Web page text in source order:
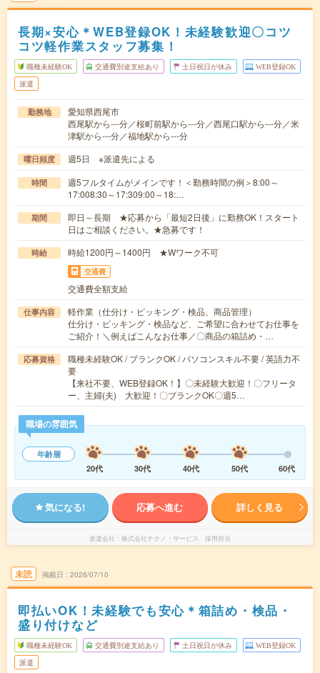
長期×安心＊WEB登録OK！未経験歓迎〇コツ
コツ軽作業スタッフ募集！
職種未経験OK 交通費別途支給あり 土日祝日が休み WEB登録OK
派遣
勤務地
愛知県西尾市
西尾駅から---分／桜町前駅から---分／西尾口駅から---分／米
津駅から---分／福地駅から---分
曜日頻度 週5日 ※派遣先による
時間
週5フルタイムがメインです！＜勤務時間の例＞8:00～
17:008:30～17:309:00～18:…
期間
即日～長期 ★応募から「最短2日後」に勤務OK！スタート
日はご相談ください。★急募です！
時給 時給1200円～1400円 ★Wワーク不可
交通費
交通費全額支給
仕事内容
軽作業（仕分け・ピッキング・検品、商品管理）
仕分け・ピッキング・検品など、ご希望に合わせてお仕事を
ご紹介！＼例えばこんなお仕事／〇商品の箱詰め・…
応募資格
職種未経験OK / ブランクOK / パソコンスキル不要 / 英語力不
要
【来社不要、WEB登録OK！】〇未経験大歓迎！〇フリータ
ー、主婦(夫) 大歓迎！〇ブランクOK〇週5…
職場の雰囲気
年齢層
20代
30代 40代 50代 60代
気になる! 応募へ進む 詳しく見る
派遣会社 株式会社テクノ・サービス 採用担当
未読 掲載日 2026/07/10
即払いOK！未経験でも安心＊箱詰め・検品・
盛り付けなど
職種未経験OK 交通費別途支給あり 土日祝日が休み WEB登録OK
派遣